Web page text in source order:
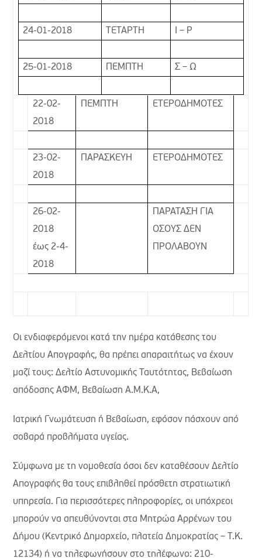
24-01-2018 ΤΕΤΑΡΤΗ Ι – Ρ
25-01-2018 ΠΕΜΠΤΗ Σ – Ω
22-02-
2018
ΠΕΜΠΤΗ ΕΤΕΡΟΔΗΜΟΤΕΣ
23-02-
2018
ΠΑΡΑΣΚΕΥΗ ΕΤΕΡΟΔΗΜΟΤΕΣ
26-02-
2018
έως 2-4-
2018
ΠΑΡΑΤΑΣΗ ΓΙΑ
ΟΣΟΥΣ ΔΕΝ
ΠΡΟΛΑΒΟΥΝ
Οι ενδιαφερόμενοι κατά την ημέρα κατάθεσης του
Δελτίου Απογραφής, θα πρέπει απαραιτήτως να έχουν
μαζί τους: Δελτίο Αστυνομικής Ταυτότητας, Βεβαίωση
απόδοσης ΑΦΜ, Βεβαίωση Α.Μ.Κ.Α,
Ιατρική Γνωμάτευση ή Βεβαίωση, εφόσον πάσχουν από
σοβαρά προβλήματα υγείας.
Σύμφωνα με τη νομοθεσία όσοι δεν καταθέσουν Δελτίο
Απογραφής θα τους επιβληθεί πρόσθετη στρατιωτική
υπηρεσία. Για περισσότερες πληροφορίες, οι υπόχρεοι
μπορούν να απευθύνονται στα Μητρώα Αρρένων του
Δήμου (Κεντρικό Δημαρχείο, πλατεία Δημοκρατίας – Τ.Κ.
12134) ή να τηλεφωνήσουν στο τηλέφωνο: 210-